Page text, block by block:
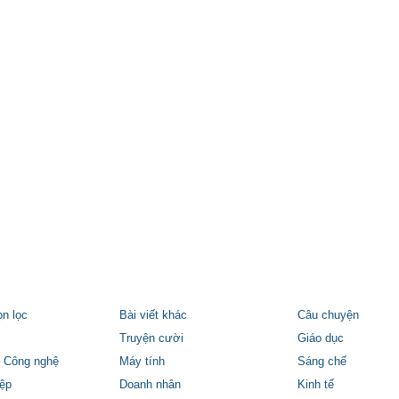
lọc Bài viết khác
Câu chuyện
Truyện cười
Giáo dục
nghệ
Máy tính
Sáng chế
Doanh nhân Kinh tế